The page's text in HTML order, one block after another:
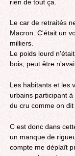
rien de tout ça.
Le car de retraités
Macron. C'était un
milliers.
Le poids lourd
bois, peut être
Les habitants et les
urbains participant
du cru comme on
C est donc dans
un manque de
compte me déplaît